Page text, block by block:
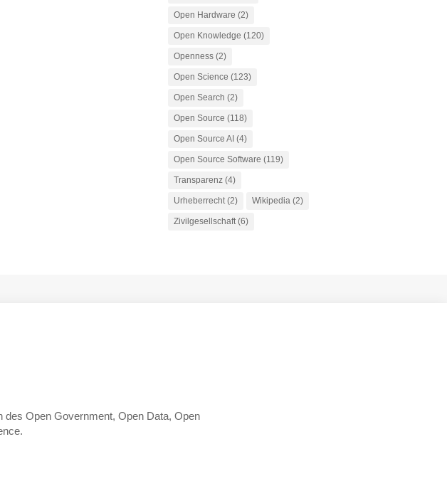
Open Hardware (2)
Open Knowledge (120)
Openness(2)
Open Science (123)
Open Search (2)
Open Source (118)
Open Source AI (4)
Open Source Software (119)
Transparenz(4)
Urheberrecht(2) Wikipedia(2)
Zivilgesellschaft(6)
des Open Government, Open Data, Open